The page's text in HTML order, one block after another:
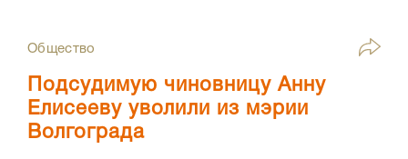
Общество
Подсудимую чиновницу Анну
Елисееву уволили из мэрии
Волгограда